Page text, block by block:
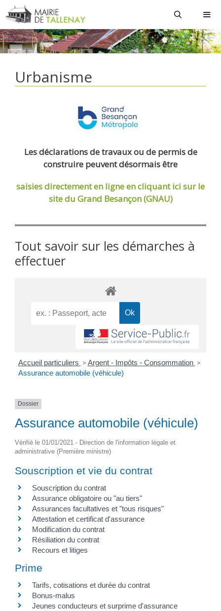
Aller
au
contenu
Urbanisme
Les déclarations de travaux ou de permis de
construire peuvent désormais être
saisies directement en ligneen cliquant ici sur le
site du Grand Besançon (GNAU)
Tout savoir sur les démarches à
effectuer
Accueil particuliers > Argent - Impôts - Consommation >
Assurance automobile (véhicule)
Dossier
Assurance automobile (véhicule)
Vérifié le 01/01/2021 - Direction de l'information légale et
administrative (Première ministre)
Souscription et vie du contrat
Souscription du contrat
Assurance obligatoire ou "au tiers"
Assurances facultatives et "tous risques"
Attestation et certificat d'assurance
Modification du contrat
Résiliation du contrat
Recours et litiges
Prime
Tarifs, cotisations et durée du contrat
Bonus-malus
Jeunes conducteurs et surprime d'assurance